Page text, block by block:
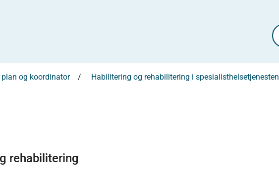
og koordinator Habilitering og rehabilitering i spesialisthelsetjenesten
rehabilitering